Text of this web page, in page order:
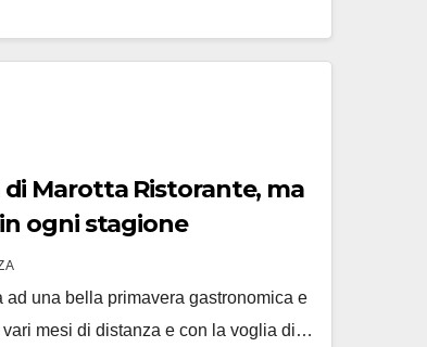
Marotta Ristorante, ma
ogni stagione
ad una bella primavera gastronomica e
mesi di distanza e con la voglia di…